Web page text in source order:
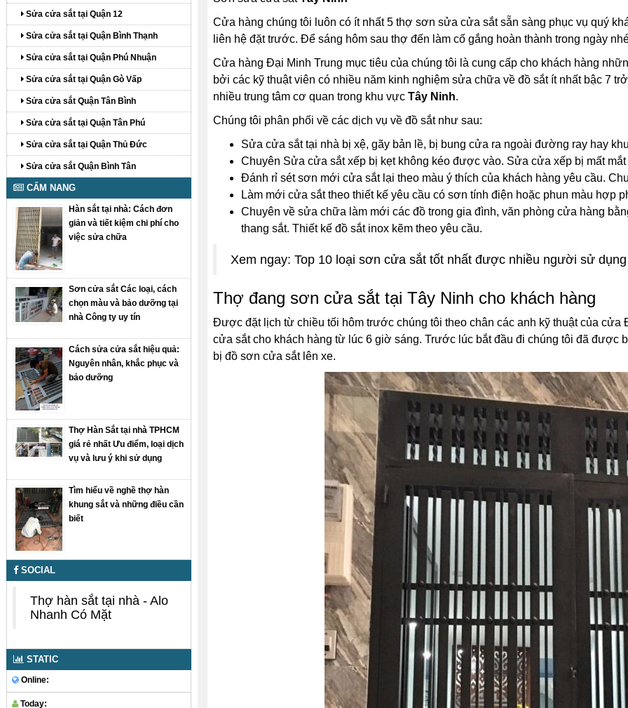
Cửa hàng chúng tôi luôn có ít nhất 5 thợ sơn sửa cửa sắt sẵn sàng phục vụ quý
liên hệ đặt trước. Để sáng hôm sau thợ đến làm cố gắng hoàn thành trong ngày
Cửa hàng Đại Minh Trung mục tiêu của chúng tôi là cung cấp cho khách hàng
bởi các kỹ thuật viên có nhiều năm kinh nghiệm sửa chữa về đồ sắt ít nhất bậc 7
nhiều trung tâm cơ quan trong khu vực Tây Ninh.
Chúng tôi phân phối về các dịch vụ về đồ sắt như sau:
Sửa cửa sắt tại nhà bị xệ, gãy bản lề, bị bung cửa ra ngoài đường ray hay
Chuyên Sửa cửa sắt xếp bị kẹt không kéo được vào. Sửa cửa xếp bị mất
Đánh rỉ sét sơn mới cửa sắt lại theo màu ý thích của khách hàng yêu cầu.
Làm mới cửa sắt theo thiết kế yêu cầu có sơn tính điện hoặc phun màu hợp
Chuyên về sửa chữa làm mới các đồ trong gia đình, văn phòng cửa hàng
thang sắt. Thiết kế đồ sắt inox kẽm theo yêu cầu.
Xem ngay: Top 10 loại sơn cửa sắt tốt nhất được nhiều người sử
Thợ đang sơn cửa sắt tại Tây Ninh cho khách hàng
Được đặt lịch từ chiều tối hôm trước chúng tôi theo chân các anh kỹ thuật của cửa
cửa sắt cho khách hàng từ lúc 6 giờ sáng. Trước lúc bắt đầu đi chúng tôi đã được
bị đồ sơn cửa sắt lên xe.
Sửa cửa sắt tại Quận 12
Sửa cửa sắt tại Quận Bình Thạnh
Sửa cửa sắt tại Quận Phú Nhuận
Sửa cửa sắt tại Quận Gò Vấp
Sửa cửa sắt Quận Tân Bình
Sửa cửa sắt tại Quận Tân Phú
Sửa cửa sắt tại Quận Thủ Đức
Sửa cửa sắt Quận Bình Tân
CẨM NANG
Hàn sắt tại nhà: Cách đơn
giản và tiết kiệm chi phí cho
việc sửa chữa
Sơn cửa sắt Các loại, cách
chọn màu và bảo dưỡng tại
nhà Công ty uy tín
Cách sửa cửa sắt hiệu quả:
Nguyên nhân, khắc phục và
bảo dưỡng
Thợ Hàn Sắt tại nhà TPHCM
giá rẻ nhất Ưu điểm, loại dịch
vụ và lưu ý khi sử dụng
Tìm hiểu về nghề thợ hàn
khung sắt và những điều cần
biết
SOCIAL
Thợ hàn sắt tại nhà - Alo
Nhanh Có Mặt
STATIC
Online:
Today: